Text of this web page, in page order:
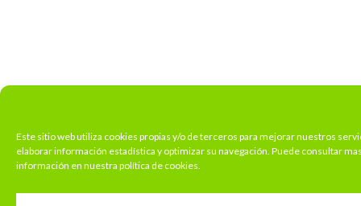
Este sitio web utiliza cookies propias y/o de terceros para mejorar nuestros
elaborar información estadística y optimizar su navegación. Puede consultar
información en nuestra política de cookies.